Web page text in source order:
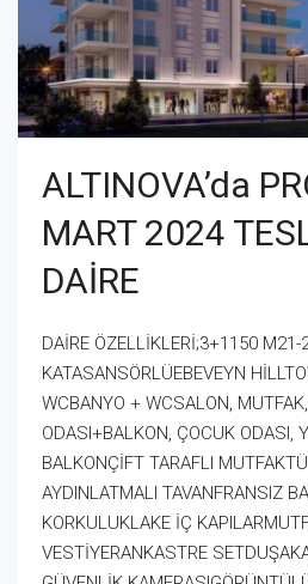
ALTINOVA’da
MART 2024
DAİRE
DAİRE ÖZELLİKLERİ;3+1150 M21-
KATASANSÖRLÜEBEVEYN
WCBANYO + WCSALON,
ODASI+BALKON, ÇOCUK ODASI,
BALKONÇİFT TARAFLI
AYDINLATMALI TAVANFRANSIZ
KORKULUKLAKE İÇ
VESTİYERANKASTRE